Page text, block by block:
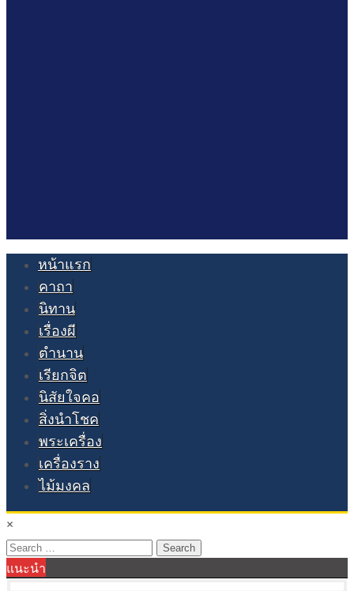
หน้าแรก
คาถา
นิทาน
เรื่องผี
ตำนาน
เรียกจิต
นิสัยใจคอ
สิ่งนำโชค
พระเครื่อง
เครื่องราง
ไม้มงคล
×
Search
for:
แนะนำ